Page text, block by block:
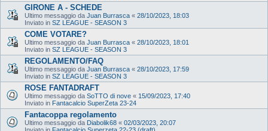
GIRONE A - SCHEDE
Ultimo messaggio da Juan Burrasca « 28/10/2023, 18:03
Inviato in SZ LEAGUE - SEASON 3
COME VOTARE?
Ultimo messaggio da Juan Burrasca « 28/10/2023, 18:01
Inviato in SZ LEAGUE - SEASON 3
REGOLAMENTO/FAQ
Ultimo messaggio da Juan Burrasca « 28/10/2023, 17:59
Inviato in SZ LEAGUE - SEASON 3
ROSE FANTADRAFT
Ultimo messaggio da SoTTO di nove « 15/09/2023, 17:40
Inviato in Fantacalcio SuperZeta 23-24
Fantacoppa regolamento
Ultimo messaggio da Diabolik68 « 02/03/2023, 20:07
Inviato in Fantacalcio Superzeta 22-23 (draft)